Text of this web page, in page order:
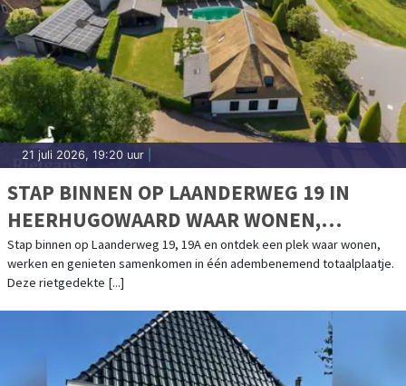
21 juli 2026, 19:20 uur
STAP BINNEN OP LAANDERWEG 19 IN
HEERHUGOWAARD WAAR WONEN,
WERKEN EN GENIETEN SAMENKOMEN
Stap binnen op Laanderweg 19, 19A en ontdek een plek waar wonen,
werken en genieten samenkomen in één adembenemend totaalplaatje.
Deze rietgedekte [...]